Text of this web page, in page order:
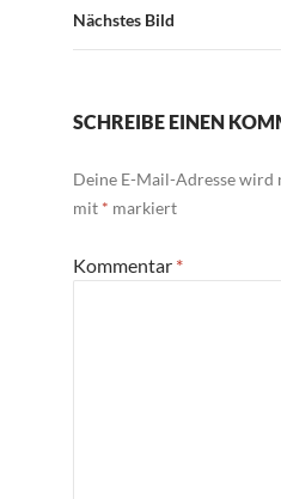
Nächstes Bild
SCHREIBE EINEN
Deine E-Mail-Adresse
mit * markiert
Kommentar *